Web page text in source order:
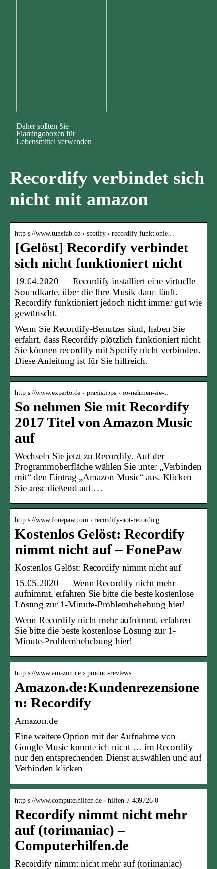
Daher sollten Sie
Flamingoboxen für
Lebensmittel verwenden
Recordify verbindet sich
nicht mit amazon
http s://www.tunefab.de › spotify › recordify-funktionie…
[Gelöst] Recordify verbindet
sich nicht funktioniert nicht
19.04.2020 — Recordify installiert eine virtuelle
Soundkarte, über die Ihre Musik dann läuft.
Recordify funktioniert jedoch nicht immer gut wie
gewünscht.
Wenn Sie Recordify-Benutzer sind, haben Sie
erfahrt, dass Recordify plötzlich funktioniert nicht.
Sie können recordify mit Spotify nicht verbinden.
Diese Anleitung ist für Sie hilfreich.
http s://www.experto.de › praxistipps › so-nehmen-sie-…
So nehmen Sie mit Recordify
2017 Titel von Amazon Music
auf
Wechseln Sie jetzt zu Recordify. Auf der
Programmoberfläche wählen Sie unter „Verbinden
mit“ den Eintrag „Amazon Music“ aus. Klicken
Sie anschließend auf …
http s://www.fonepaw.com › recordify-not-recording
Kostenlos Gelöst: Recordify
nimmt nicht auf – FonePaw
Kostenlos Gelöst: Recordify nimmt nicht auf
15.05.2020 — Wenn Recordify nicht mehr
aufnimmt, erfahren Sie bitte die beste kostenlose
Lösung zur 1-Minute-Problembehebung hier!
Wenn Recordify nicht mehr aufnimmt, erfahren
Sie bitte die beste kostenlose Lösung zur 1-
Minute-Problembehebung hier!
http s://www.amazon.de › product-reviews
Amazon.de:Kundenrezensione
n: Recordify
Amazon.de
Eine weitere Option mit der Aufnahme von
Google Music konnte ich nicht … im Recordify
nur den entsprechenden Dienst auswählen und auf
Verbinden klicken.
http s://www.computerhilfen.de › hilfen-7-439726-0
Recordify nimmt nicht mehr
auf (torimaniac) –
Computerhilfen.de
Recordify nimmt nicht mehr auf (torimaniac)